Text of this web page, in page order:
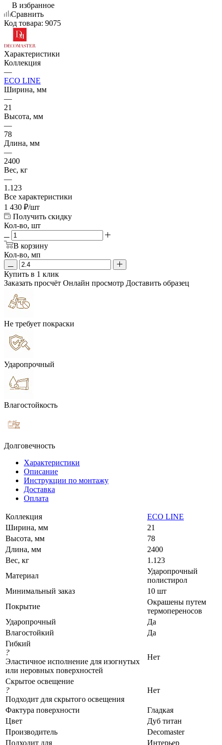
В избранное
Сравнить
Код товара: 9075
Характеристики
Коллекция
—
ECO LINE
Ширина, мм
—
21
Высота, мм
—
78
Длина, мм
—
2400
Вес, кг
—
1.123
Все характеристики
1 430 ₽/шт
Получить скидку
Кол-во, шт
В корзину
Кол-во, мп
Купить в 1 клик
Заказать просчёт Онлайн просмотр Доставить образец
Не требует покраски
Ударопрочный
Влагостойкость
Долговечность
Характеристики
Описание
Инструкции по монтажу
Доставка
Оплата
Коллекция
ECO LINE
Ширина, мм
21
Высота, мм
78
Длина, мм
2400
Вес, кг
1.123
Материал
Ударопрочный
полистирол
Минимальный заказ
10 шт
Покрытие
Окрашены путем
термопереносов
Ударопрочный
Да
Влагостойкий
Да
Гибкий
?
Эластичное исполнение для изогнутых
или неровных поверхностей
Нет
Скрытое освещение
?
Подходит для скрытого освещения
Нет
Фактура поверхности
Гладкая
Цвет
Дуб титан
Производитель
Decomaster
Подходит для
Интерьер